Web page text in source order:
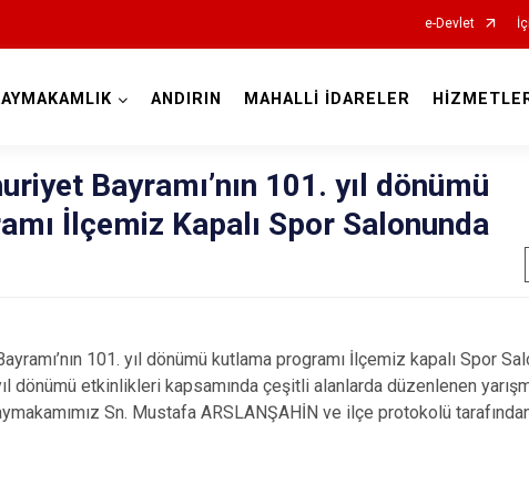
e-Devlet
Afşin
Andırın
ANDIRIN MAHALLİ İDARELER
Bayramı’nın 101. yıl dönümü
İlçemiz Kapalı Spor Salonunda
101. yıl dönümü kutlama programı İlçemiz kapalı Spor
dönümü etkinlikleri kapsamında çeşitli alanlarda düzenlenen
Sn. Mustafa ARSLANŞAHİN ve ilçe protokolü